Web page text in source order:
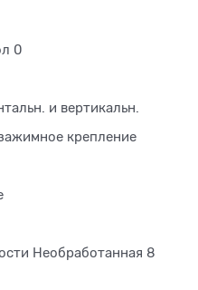
0
и вертикальн.
крепление
Необработанная 8